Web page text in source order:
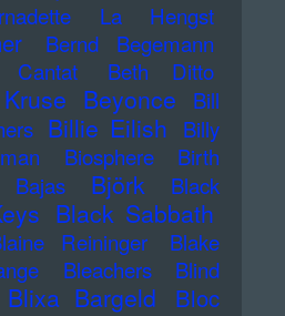
La Hengst
Bernd Begemann
Cantat Beth Ditto
Beyonce
Bill
Billie Eilish
Billy
Biosphere
Birth
Bajas Björk
Black
Black Sabbath
Reininger
Blake
Bleachers
Blind
Blixa Bargeld
Bloc